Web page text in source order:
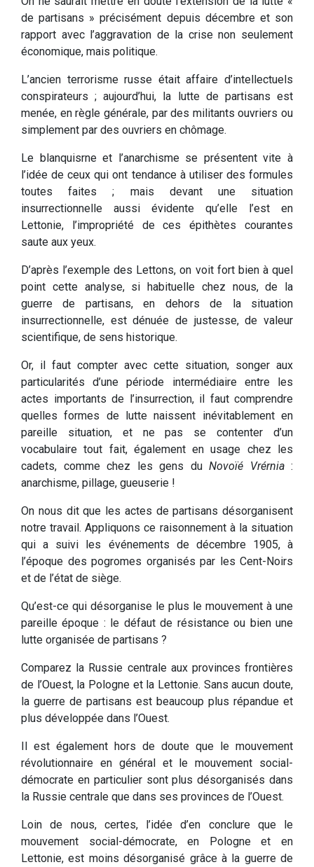
de partisans » précisément depuis décembre et son
rapport avec l’aggravation de la crise non seulement
économique, mais politique.
L’ancien terrorisme russe était affaire d’intellectuels
conspirateurs ; aujourd’hui, la lutte de partisans est
menée, en règle générale, par des militants ouvriers ou
simplement par des ouvriers en chômage.
Le blanquisrne et l’anarchisme se présentent vite à
l’idée de ceux qui ont tendance à utiliser des formules
toutes faites ; mais devant une situation
insurrectionnelle aussi évidente qu’elle l’est en
Lettonie, l’impropriété de ces épithètes courantes
saute aux yeux.
D’après l’exemple des Lettons, on voit fort bien à quel
point cette analyse, si habituelle chez nous, de la
guerre de partisans, en dehors de la situation
insurrectionnelle, est dénuée de justesse, de valeur
scientifique, de sens historique.
Or, il faut compter avec cette situation, songer aux
particularités d’une période intermédiaire entre les
actes importants de l’insurrection, il faut comprendre
quelles formes de lutte naissent inévitablement en
pareille situation, et ne pas se contenter d’un
vocabulaire tout fait, également en usage chez les
cadets, comme chez les gens du Novoïé Vrérnia:
anarchisme, pillage, gueuserie !
On nous dit que les actes de partisans désorganisent
notre travail. Appliquons ce raisonnement à la situation
qui a suivi les événements de décembre 1905, à
l’époque des pogromes organisés par les Cent-Noirs
et de l’état de siège.
Qu’est-ce qui désorganise le plus le mouvement à une
pareille époque : le défaut de résistance ou bien une
lutte organisée de partisans ?
Comparez la Russie centrale aux provinces frontières
de l’Ouest, la Pologne et la Lettonie. Sans aucun doute,
la guerre de partisans est beaucoup plus répandue et
plus développée dans l’Ouest.
Il est également hors de doute que le mouvement
révolutionnaire en général et le mouvement social-
démocrate en particulier sont plus désorganisés dans
la Russie centrale que dans ses provinces de l’Ouest.
Loin de nous, certes, l’idée d’en conclure que le
mouvement social-démocrate, en Pologne et en
Lettonie, est moins désorganisé grâce à la guerre de